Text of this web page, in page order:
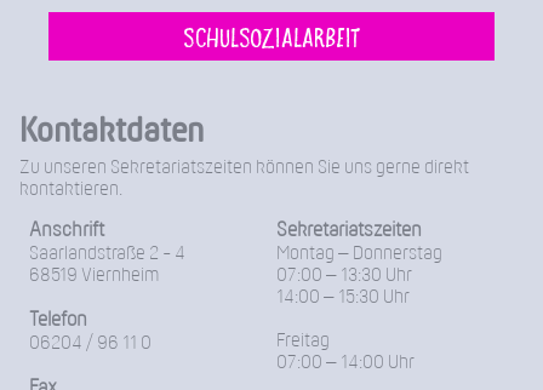
Schulsozialarbeit
Kontaktdaten
Zu unseren Sekretariatszeiten können Sie uns gerne direkt
kontaktieren.
Anschrift
Saarlandstraße 2 - 4
68519 Viernheim
Telefon
06204 / 96 11 0
Sekretariatszeiten
Montag – Donnerstag
07:00 – 13:30 Uhr
14:00 – 15:30 Uhr
Freitag
07:00 – 14:00 Uhr